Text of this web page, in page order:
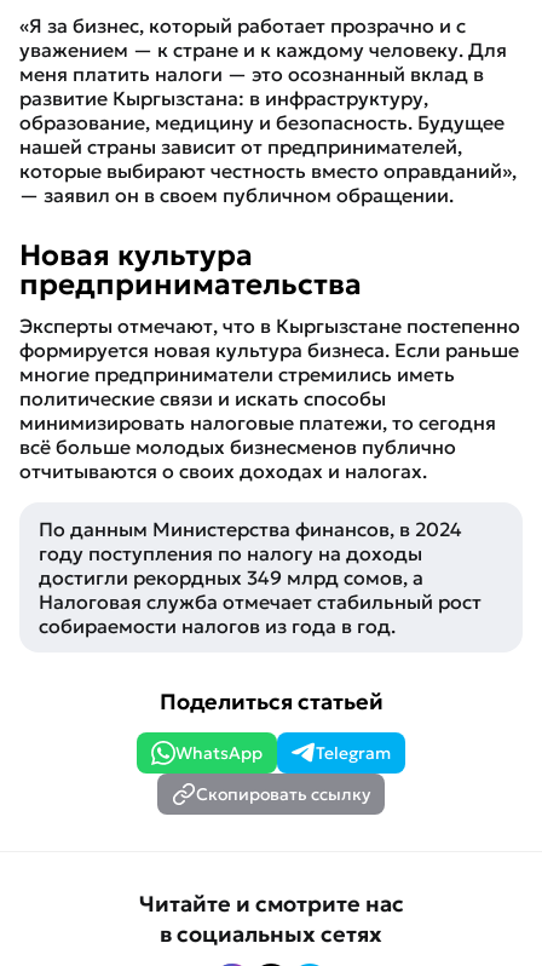
«Я за бизнес, который работает прозрачно и с
уважением — к стране и к каждому человеку. Для
меня платить налоги — это осознанный вклад в
развитие Кыргызстана: в инфраструктуру,
образование, медицину и безопасность. Будущее
нашей страны зависит от предпринимателей,
которые выбирают честность вместо оправданий»,
— заявил он в своем публичном обращении.
Новая культура
предпринимательства
Эксперты отмечают, что в Кыргызстане постепенно
формируется новая культура бизнеса. Если раньше
многие предприниматели стремились иметь
политические связи и искать способы
минимизировать налоговые платежи, то сегодня
всё больше молодых бизнесменов публично
отчитываются о своих доходах и налогах.
По данным Министерства финансов, в 2024
году поступления по налогу на доходы
достигли рекордных 349 млрд сомов, а
Налоговая служба отмечает стабильный рост
собираемости налогов из года в год.
Поделиться статьей
WhatsApp
Telegram
Скопировать ссылку
Читайте и смотрите нас
в социальных сетях